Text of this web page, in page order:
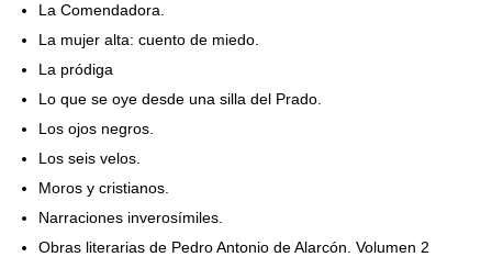
La Comendadora.
La mujer alta: cuento de miedo.
La pródiga
Lo que se oye desde una silla del Prado.
Los ojos negros.
Los seis velos.
Moros y cristianos.
Narraciones inverosímiles.
Obras literarias de Pedro Antonio de Alarcón. Volumen 2